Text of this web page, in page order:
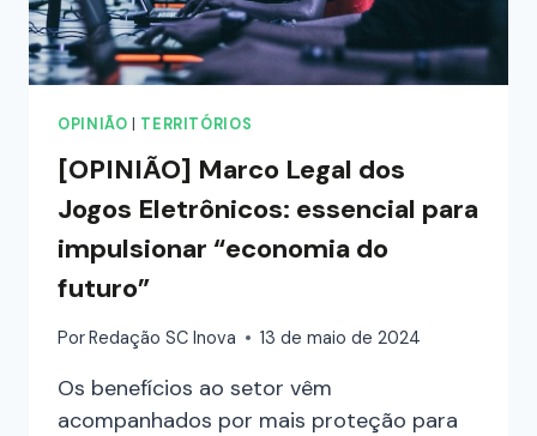
OPINIÃO TERRITÓRIOS
[OPINIÃO] Marco Legal dos
Jogos Eletrônicos: essencial para
impulsionar “economia do
futuro”
PorRedação SC Inova 13 de maio de 2024
Os benefícios ao setor vêm
acompanhados por mais proteção para